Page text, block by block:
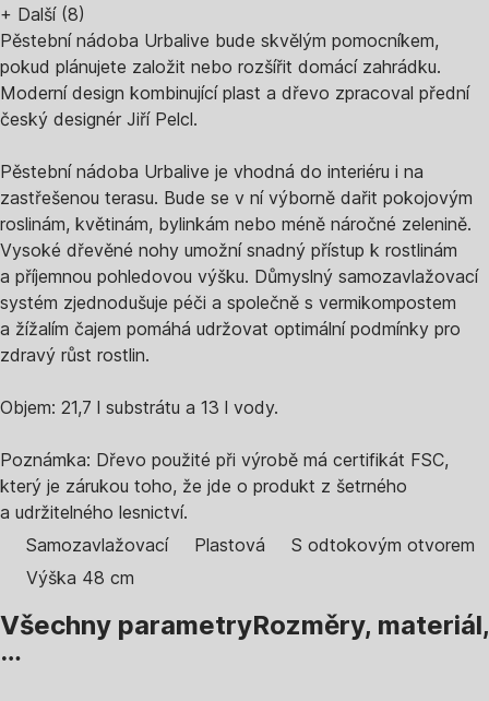
+ Další (8)
Pěstební nádoba Urbalive bude skvělým pomocníkem,
pokud plánujete založit nebo rozšířit domácí zahrádku.
Moderní design kombinující plast a dřevo zpracoval přední
český designér Jiří Pelcl.
Pěstební nádoba Urbalive je vhodná do interiéru i na
zastřešenou terasu. Bude se v ní výborně dařit pokojovým
roslinám, květinám, bylinkám nebo méně náročné zelenině.
Vysoké dřevěné nohy umožní snadný přístup k rostlinám
a příjemnou pohledovou výšku. Důmyslný samozavlažovací
systém zjednodušuje péči a společně s vermikompostem
a žížalím čajem pomáhá udržovat optimální podmínky pro
zdravý růst rostlin.
Objem: 21,7 l substrátu a 13 l vody.
Poznámka: Dřevo použité při výrobě má certifikát FSC,
který je zárukou toho, že jde o produkt z šetrného
a udržitelného lesnictví.
Samozavlažovací
Plastová
S odtokovým otvorem
Výška 48 cm
Všechny parametryRozměry, materiál,
…